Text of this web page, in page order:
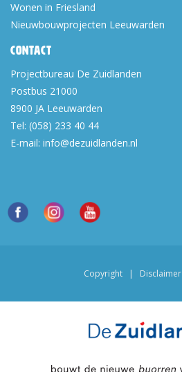
Wonen in Friesland
Nieuwbouwprojecten Leeuwarden
Contact
Projectbureau De Zuidlanden
Postbus 21000
8900 JA Leeuwarden
Tel: (058) 233 40 44
E-mail: info@dezuidlanden.nl
Copyright | Disclaimer